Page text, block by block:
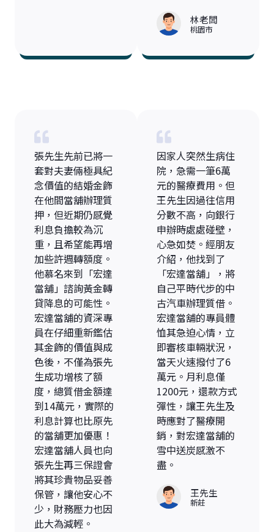
林老闆
桃園市
張先生先前已將一
套對夫妻倆極具紀
念價值的結婚金飾
在他間當舖辦理質
押，但近期仍感覺
利息負擔較為沉
重，且希望能再增
加些許週轉額度。
他慕名來到「宏達
當舖」諮詢黃金轉
貸降息的可能性。
宏達當舖的資深專
員在仔細重新鑑估
其金飾的價值與成
色後，不僅為張先
生成功增核了額
度，總質借金額達
到14萬元，實際的
利息計算也比原先
的當舖更加優惠！
宏達當舖人員也向
張先生再三保證會
將其珍貴物品妥善
保管，讓他安心不
少，財務壓力也因
此大為減輕。
因家人突然生病住
院，急需一筆6萬
元的醫療費用。但
王先生因過往信用
分數不高，向銀行
申辦時處處碰壁，
心急如焚。經朋友
介紹，他找到了
「宏達當舖」，將
自己平時代步的中
古汽車辦理質借。
宏達當舖的專員體
恤其急迫心情，立
即審核車輛狀況，
當天火速撥付了6
萬元。月利息僅
1200元，還款方式
彈性，讓王先生及
時應對了醫療開
銷，對宏達當舖的
雪中送炭感激不
盡。
王先生
新莊